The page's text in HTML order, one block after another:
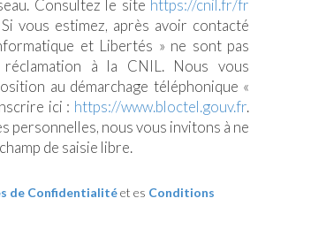
Consultez le site https://cnil.fr/fr
vous estimez, après avoir contacté
et Libertés » ne sont pas
à la CNIL. Nous vous
au démarchage téléphonique «
ici : https://www.bloctel.gouv.fr.
personnelles, nous vous invitons à ne
de saisie libre.
de Confidentialitéet es Conditions